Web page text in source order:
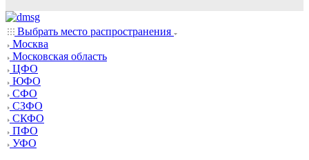
Выбрать место распространения
Москва
Московская область
ЦФО
ЮФО
СФО
СЗФО
СКФО
ПФО
УФО